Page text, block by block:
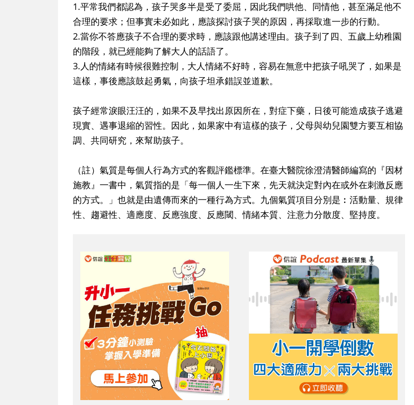
1.平常我們都認為，孩子哭多半是受了委屈，因此我們哄他、同情他，甚至滿足他不
合理的要求；但事實未必如此，應該探討孩子哭的原因，再採取進一步的行動。
2.當你不答應孩子不合理的要求時，應該跟他講述理由。孩子到了四、五歲上幼稚園
的階段，就已經能夠了解大人的話語了。
3.人的情緒有時候很難控制，大人情緒不好時，容易在無意中把孩子吼哭了，如果是
這樣，事後應該鼓起勇氣，向孩子坦承錯誤並道歉。
孩子經常淚眼汪汪的，如果不及早找出原因所在，對症下藥，日後可能造成孩子逃避
現實、遇事退縮的習性。因此，如果家中有這樣的孩子，父母與幼兒園雙方要互相協
調、共同研究，來幫助孩子。
（註）氣質是每個人行為方式的客觀評鑑標準。在臺大醫院徐澄清醫師編寫的『因材
施教』一書中，氣質指的是「每一個人一生下來，先天就決定對內在或外在刺激反應
的方式。」也就是由遺傳而來的一種行為方式。九個氣質項目分別是︰活動量、規律
性、趨避性、適應度、反應強度、反應閾、情緒本質、注意力分散度、堅持度。